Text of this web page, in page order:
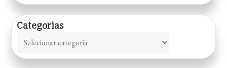
Categorias
Categorias